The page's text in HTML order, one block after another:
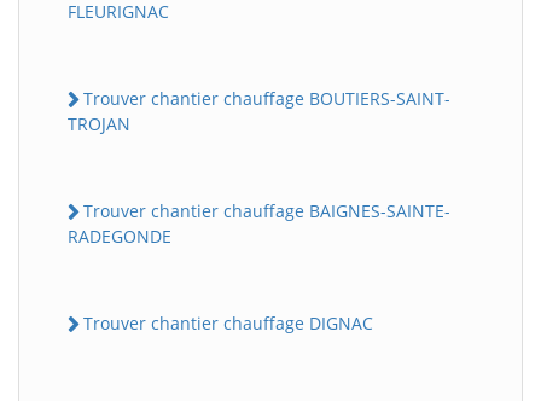
FLEURIGNAC
Trouver chantier chauffage BOUTIERS-SAINT-
TROJAN
Trouver chantier chauffage BAIGNES-SAINTE-
RADEGONDE
Trouver chantier chauffage DIGNAC